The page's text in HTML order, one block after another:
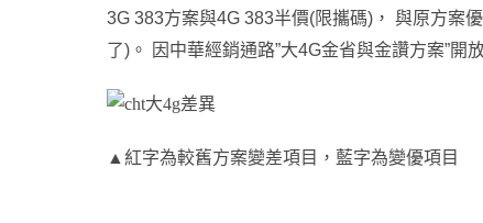
3G 383方案與4G 383半價(限攜碼) ， 與原方案
了) 。 因中華經銷通路”大4G金省與金讚方案”開
▲ 紅字為較舊方案變差項目 ， 藍字為變優項目